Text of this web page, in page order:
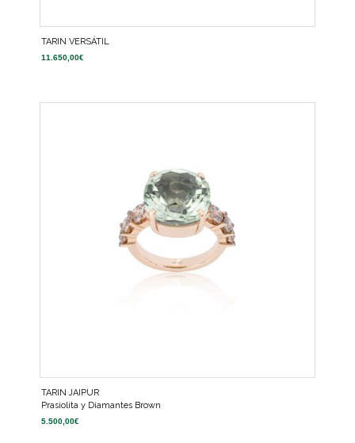
TARIN VERSÁTIL
11.650,00€
TARIN JAIPUR
Prasiolita y Diamantes Brown
5.500,00€